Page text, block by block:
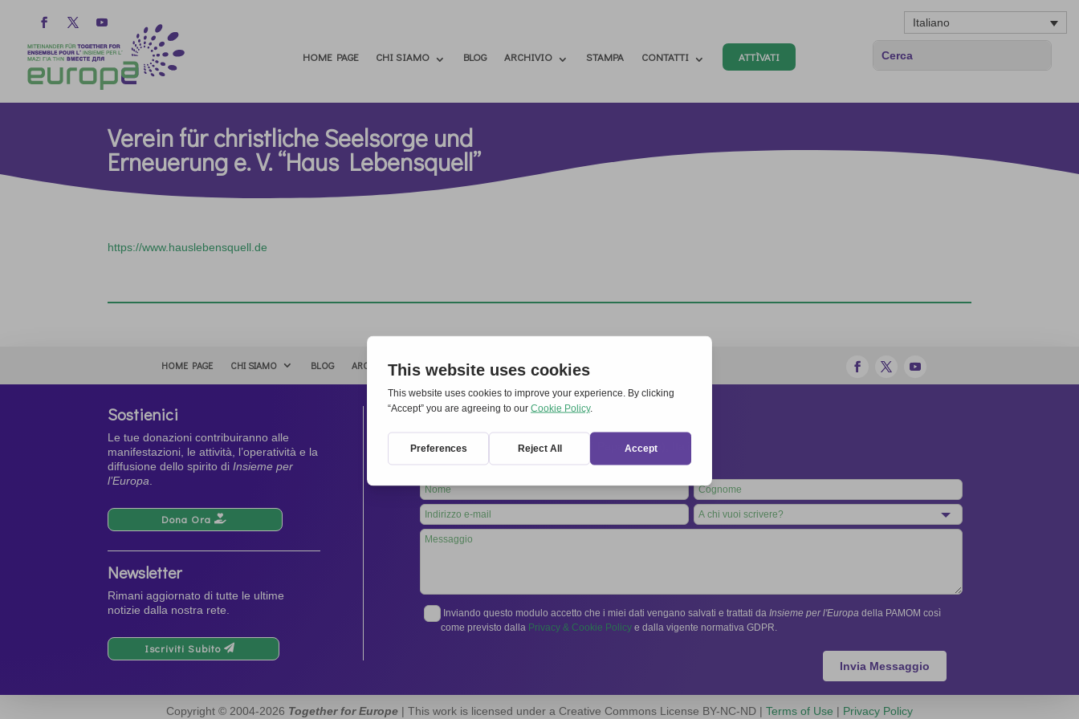
Italiano
HOME PAGE CHI SIAMO BLOG ARCHIVIO STAMPA CONTATTI ATTÌVATI
Verein für christliche Seelsorge und
Erneuerung e. V. “Haus Lebensquell”
https://www.hauslebensquell.de
HOME PAGE CHI SIAMO BLOG ARCHIVIO STAMPA CONTATTI ATTÌVATI
Sostienici
Le tue donazioni contribuiranno alle
manifestazioni, le attività, l’operatività e la
diffusione dello spirito diInsieme per
l’Europa
Dona Ora
Newsletter
Rimani aggiornato di tutte le ultime
notizie dalla nostra rete.
Iscriviti Subito
Contatti
Segreteria Internazionale:
Via Frascati 336, 00040 Rocca di Papa (Roma), Italia
06 94798302
Leave
this
field
blank
Inviando questo modulo accetto che i miei dati vengano salvati e trattati daInsieme per l'Europa della PAMOM così
come previsto dalla Privacy & Cookie Policye dalla vigente normativa GDPR.
Invia Messaggio
Copyright © 2004-2026 Together for Europe | This work is licensed under a Creative Commons License BY-NC-ND | Terms of Use | Privacy Policy